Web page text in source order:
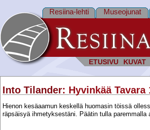
ETUSIVU KUVAT
Resiina-lehti Museojunat
Into Tilander: Hyvinkää Tavara
Hienon kesäaamun keskellä huomasin töissä
räpsäisyä ihmetyksestäni. Päätin tulla